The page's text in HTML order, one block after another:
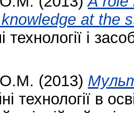
at the
технології і
О.М. (2013)
технології в